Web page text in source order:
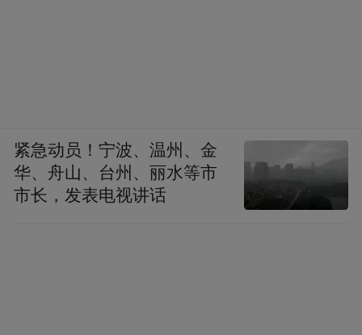
紧急动员！宁波、温州、金
华、舟山、台州、丽水等市
市长，发表电视讲话